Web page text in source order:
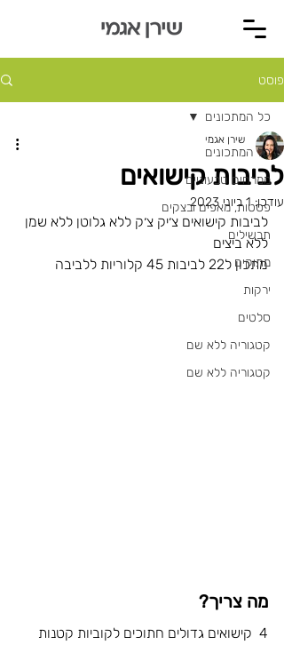
פוסט
כל המתכונים
ממרחים טבעוניים
פסטות, מאפים ובצקים
תבשילים
מתוקים
ירקות
סלטים
קטגוריה ללא שם
קטגוריה ללא שם
כל המתכונים
לביבות קישואים
שירן אגמי
עודכן:1 ביוני 2023
לביבות קישואים צ׳יק צ׳ק ללא גלוטן ללא שמן
ללא ביצים
מתכון ל22 לביבות 45 קלוריות ללביבה
מה צריך?
4  קישואים גדולים חתוכים לקוביות קטנות